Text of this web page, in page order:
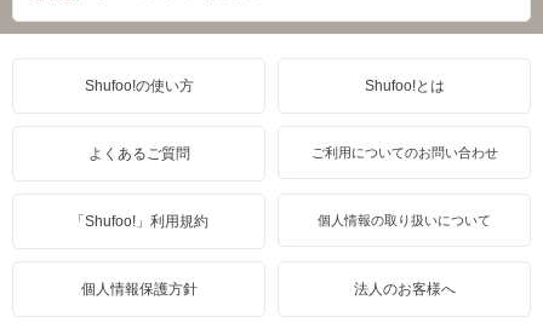
Shufoo!の使い方 Shufoo!とは
よくあるご質問 ご利用についてのお問い合わせ
「Shufoo!」利用規約 個人情報の取り扱いについて
個人情報保護方針 法人のお客様へ